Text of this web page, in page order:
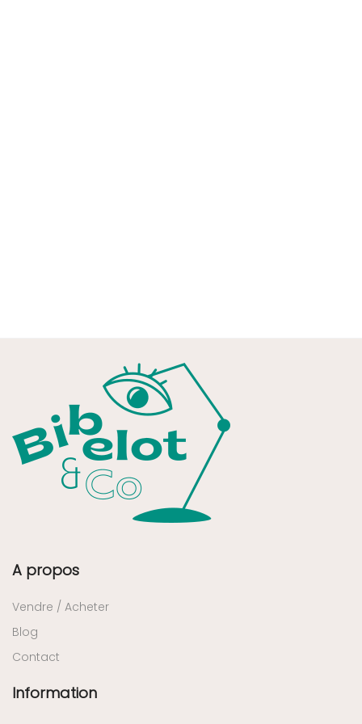
A propos
Vendre / Acheter
Blog
Contact
Information